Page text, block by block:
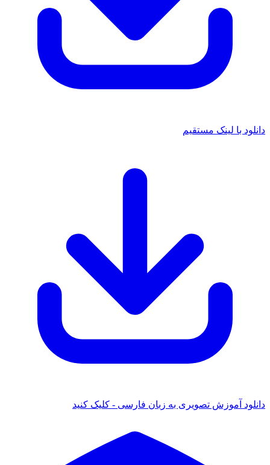
با لینک مستقیم
آموزش تصویری به زبان فارسی - کلیک کنید